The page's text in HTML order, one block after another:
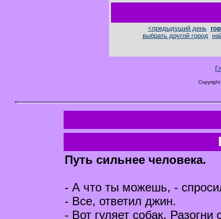
<предыдущий день
выбрать другой город
Путь сильнее человека.
- А что ты можешь, -
- Все, ответил джин.
- Вот гуляет собак. Разогни